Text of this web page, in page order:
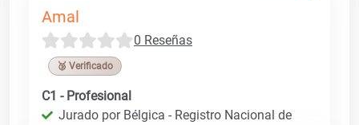
Amal
0 Reseñas
🥉 Verificado
C1 - Profesional
Jurado por Bélgica - Registro Nacional de